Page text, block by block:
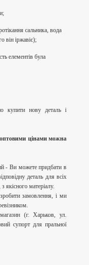
сальника, вода
він іржавіє);
елементів була
купити нову деталь і
цінами можна
- Ви можете придбати в
деталь для всіх
якісного матеріалу.
замовлення, і ми
(г. Харьков, ул.
супорт для пральної